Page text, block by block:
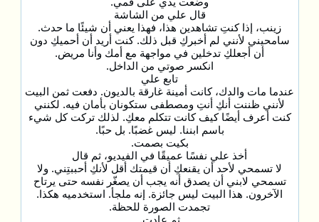
قال علي من الشاشة
زينب، إذا كنتِ تشاهدين هذا، فهذا يعني أن شيئًا ما حدث.
سامحيني لأنني لم أخبركِ قبل ذلك. كنت أريد أن أحميكِ دون
أن أجعلكِ تدخلين في مواجهة مع أمك وأنا مريض.
انكسر صوتي من الداخل.
تابع علي
عندما مات والدك، كانت أمينة غارقة بالديون. دفعت ثمن البيت
لأنني ظننت أنكِ أنتِ ومصطفى ستكونان بأمان فيه. لكنني
كنت أعرف أيضًا كيف كانت تتكلم معكِ. لذلك تركت كل شيء
باسم ابننا. ليس غضبًا. بل حبًا.
بكيت بصمت.
أخذ علي نفسًا عميقًا في الفيديو، ثم قال
لا تسمحي لأحد أن يقنعكِ أن قيمتك أقل لأنكِ أحببتِني. ولا
تسمحي لابني أن يصدق أنه يجب أن يصغّر نفسه حتى يرتاح
الآخرون. هذا البيت ليس جائزة. إنه ملجأ. استخدميه هكذا.
تجمدت الصورة للحظة.
ثم عادت.